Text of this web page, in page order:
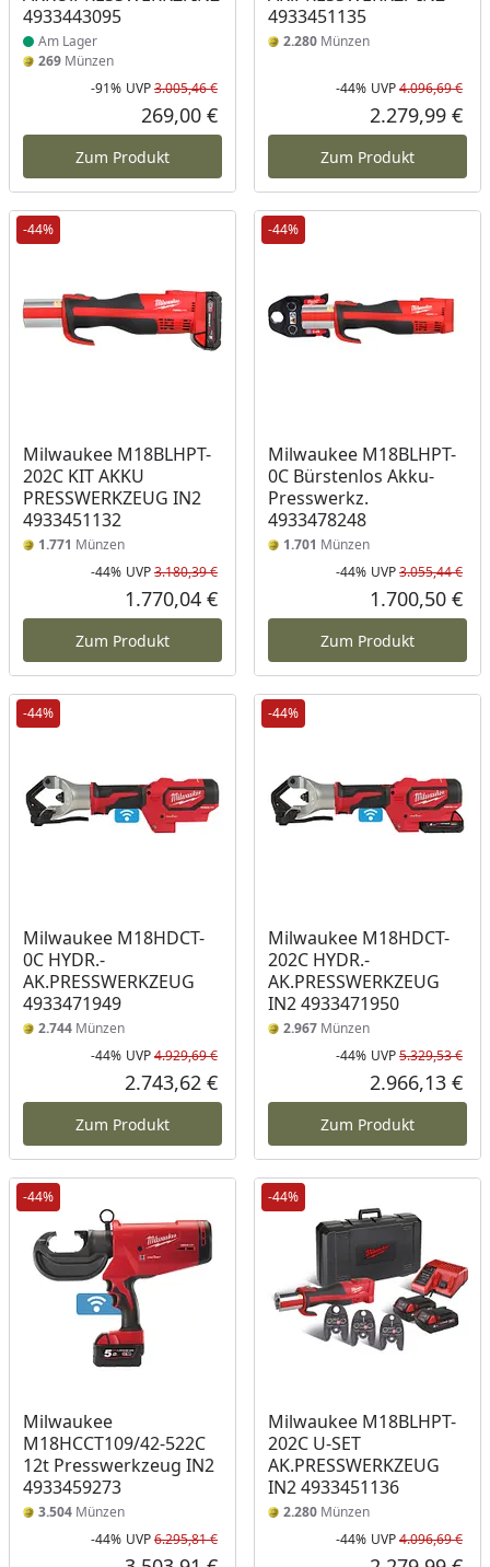
4933443095
Am Lager
269 Münzen
Rabatt in Prozent
-91%
Ursprünglicher Preis
UVP3.005,46 €
Aktueller Preis
269,00 €
Zum Produkt
4933451135
2.280 Münzen
-44% UVP4.096,69 €
2.279,99 €
Zum Produkt
-44%
Milwaukee M18BLHPT-
202C KIT AKKU
PRESSWERKZEUG IN2
4933451132
1.771 Münzen
Rabatt in Prozent
-44%
Ursprünglicher Preis
UVP3.180,39 €
Aktueller Preis
1.770,04 €
Zum Produkt
-44%
Milwaukee M18BLHPT-
0C Bürstenlos Akku-
Presswerkz.
4933478248
1.701 Münzen
-44% UVP3.055,44 €
1.700,50 €
Zum Produkt
-44%
Milwaukee M18HDCT-
0C HYDR.-
AK.PRESSWERKZEUG
4933471949
2.744 Münzen
Rabatt in Prozent
-44%
Ursprünglicher Preis
UVP4.929,69 €
Aktueller Preis
2.743,62 €
Zum Produkt
-44%
Milwaukee M18HDCT-
202C HYDR.-
AK.PRESSWERKZEUG
IN2 4933471950
2.967 Münzen
-44% UVP5.329,53 €
2.966,13 €
Zum Produkt
-44%
Milwaukee
M18HCCT109/42-522C
12t Presswerkzeug IN2
4933459273
3.504 Münzen
Rabatt in Prozent
-44%
Ursprünglicher Preis
UVP6.295,81 €
-44%
Milwaukee M18BLHPT-
202C U-SET
AK.PRESSWERKZEUG
IN2 4933451136
2.280 Münzen
-44% UVP4.096,69 €